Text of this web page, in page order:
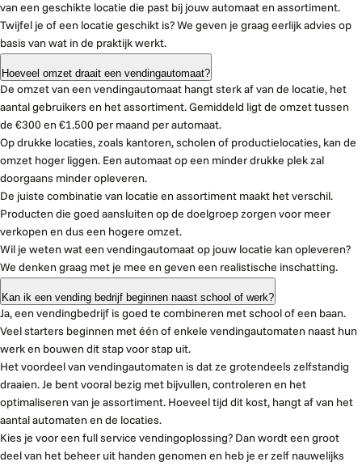
van een geschikte locatie die past bij jouw automaat en assortiment.
Twijfel je of een locatie geschikt is? We geven je graag eerlijk advies op
basis van wat in de praktijk werkt.
Hoeveel omzet draait een vendingautomaat?
De omzet van een vendingautomaat hangt sterk af van de locatie, het
aantal gebruikers en het assortiment. Gemiddeld ligt de omzet tussen
de €300 en €1.500 per maand per automaat.
Op drukke locaties, zoals kantoren, scholen of productielocaties, kan de
omzet hoger liggen. Een automaat op een minder drukke plek zal
doorgaans minder opleveren.
De juiste combinatie van locatie en assortiment maakt het verschil.
Producten die goed aansluiten op de doelgroep zorgen voor meer
verkopen en dus een hogere omzet.
Wil je weten wat een vendingautomaat op jouw locatie kan opleveren?
We denken graag met je mee en geven een realistische inschatting.
Kan ik een vending bedrijf beginnen naast school of werk?
Ja, een vendingbedrijf is goed te combineren met school of een baan.
Veel starters beginnen met één of enkele vendingautomaten naast hun
werk en bouwen dit stap voor stap uit.
Het voordeel van vendingautomaten is dat ze grotendeels zelfstandig
draaien. Je bent vooral bezig met bijvullen, controleren en het
optimaliseren van je assortiment. Hoeveel tijd dit kost, hangt af van het
aantal automaten en de locaties.
Kies je voor een full service vendingoplossing? Dan wordt een groot
deel van het beheer uit handen genomen en heb je er zelf nauwelijks